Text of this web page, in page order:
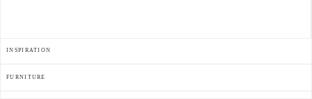
INSPIRATION
FURNITURE